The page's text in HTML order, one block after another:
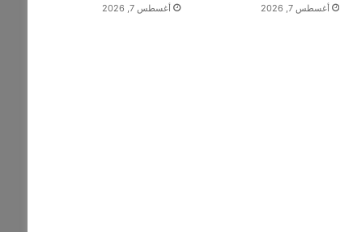
أغسطس 7, 2026 أغسطس 7, 2026